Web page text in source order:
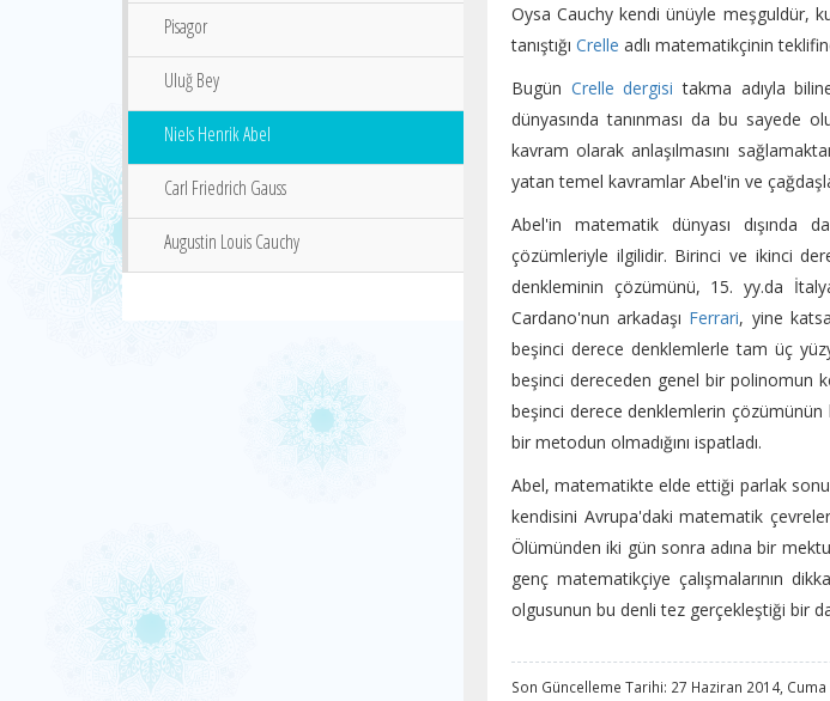
Pisagor
Uluğ Bey
Niels Henrik Abel
Carl Friedrich Gauss
Augustin Louis Cauchy
Oysa Cauchy kendi ünüyle meşguldür,
tanıştığı Crelle adlı matematikçinin
Bugün Crelle dergisi takma adıyla
dünyasında tanınması da bu sayede
kavram olarak anlaşılmasını
yatan temel kavramlar Abel'in ve
Abel'in matematik dünyası dışında
çözümleriyle ilgilidir. Birinci ve ikinci
denkleminin çözümünü, 15. yy.da
Cardano'nun arkadaşı Ferrari, yine
beşinci derece denklemlerle tam üç
beşinci dereceden genel bir polinomun
beşinci derece denklemlerin çözümünün
bir metodun olmadığını ispatladı.
Abel, matematikte elde ettiği parlak
kendisini Avrupa'daki matematik
Ölümünden iki gün sonra adına bir
genç matematikçiye çalışmalarının
olgusunun bu denli tez gerçekleştiği bir
Son Güncelleme Tarihi: 27 Haziran 2014, Cuma